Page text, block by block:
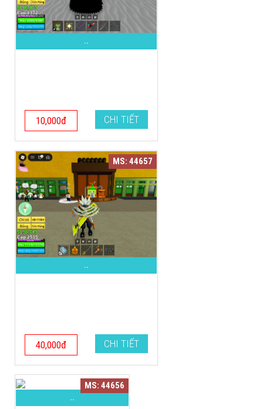
..
10,000đ CHI TIẾT
MS: 44657
..
40,000đ CHI TIẾT
MS: 44656
..